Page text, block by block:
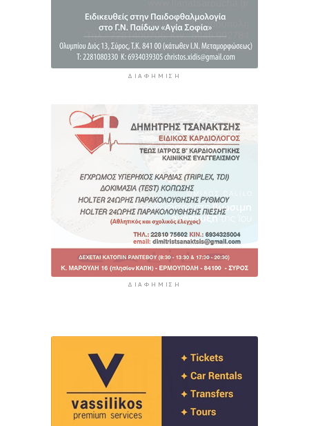
7 ώρες 49 λεπτά πρίν
ΔΙΑΦΉΜΙΣΗ
ΔΙΑΦΉΜΙΣΗ